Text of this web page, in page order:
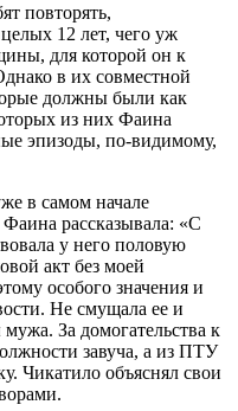
повторять,
12 лет, чего уж
для которой он к
в их совместной
должны были как
из них Фаина
эпизоды, по-видимому,
в самом начале
рассказывала: «С
у него половую
акт без моей
особого значения и
Не смущала ее и
За домогательства к
завуча, а из ПТУ
Чикатило объяснял свои